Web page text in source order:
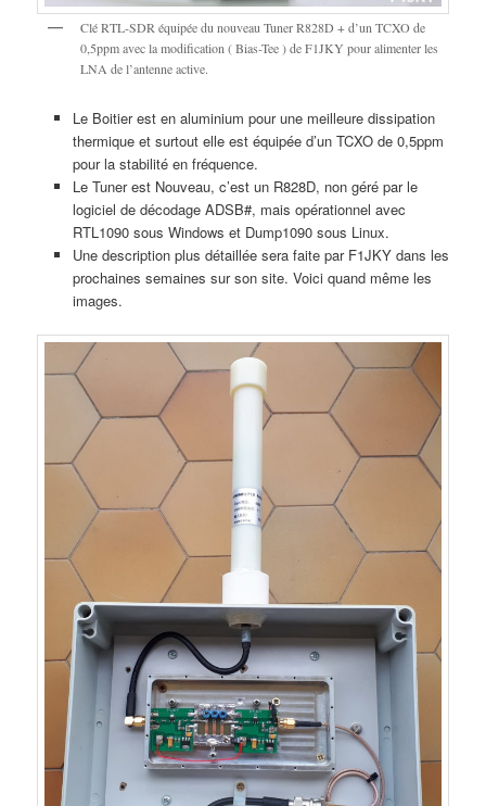
Clé RTL-SDR équipée du nouveau Tuner R828D + d’un TCXO de
0,5ppm avec la modification ( Bias-Tee ) de F1JKY pour alimenter les
LNA de l’antenne active.
Le Boitier est en aluminium pour une meilleure dissipation
thermique et surtout elle est équipée d’un TCXO de 0,5ppm
pour la stabilité en fréquence.
Le Tuner est Nouveau, c’est un R828D, non géré par le
logiciel de décodage ADSB#, mais opérationnel avec
RTL1090 sous Windows et Dump1090 sous Linux.
Une description plus détaillée sera faite par F1JKY dans les
prochaines semaines sur son site. Voici quand même les
images.